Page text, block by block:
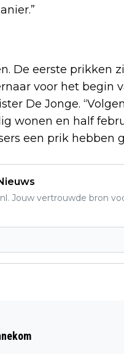
De eerste prikken
voor het begin
De Jonge.
wonen en half
een prik hebben
Jouw vertrouwde bron
SCHOOLVERLATERS